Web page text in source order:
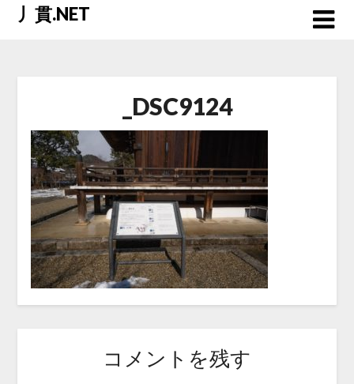
Skip丿貫.NET
_DSC9124
コメントを残す